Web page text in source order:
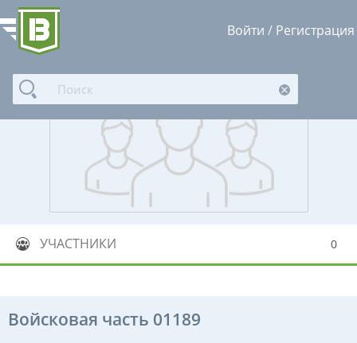
Войти / Регистрация
УЧАСТНИКИ 0
Войсковая часть 01189